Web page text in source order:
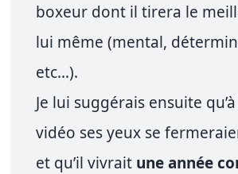
boxeur dont il tirera le
lui même (mental,
etc…).
Je lui suggérais ensuite
vidéo ses yeux se
et qu’il vivrait une année